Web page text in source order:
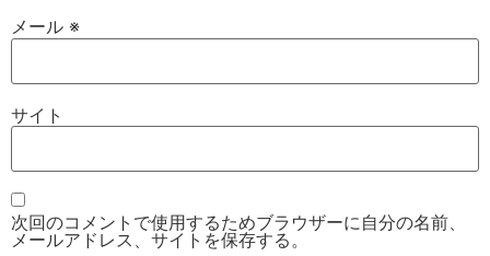
メール ※
サイト
次回のコメントで使用するためブラウザーに自分の名前、
メールアドレス、サイトを保存する。